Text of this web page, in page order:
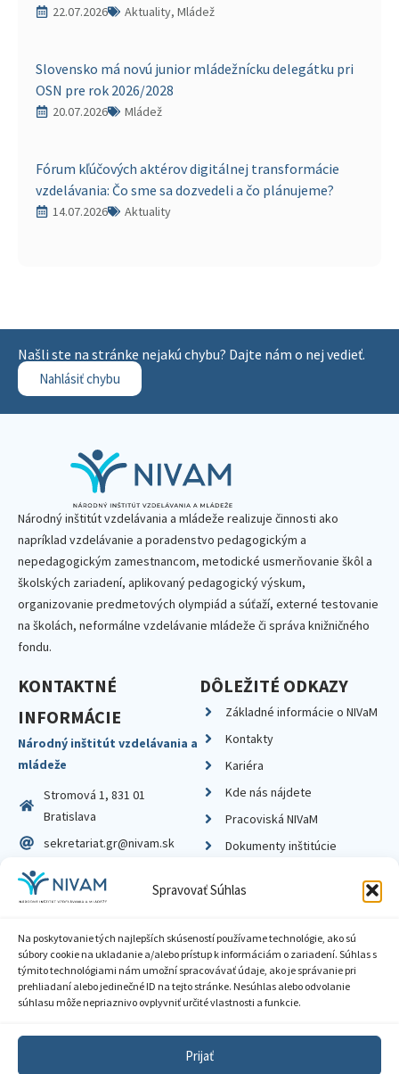
Spravovať Súhlas
Na poskytovanie tých najlepších skúseností používame technológie, ako sú
súbory cookie na ukladanie a/alebo prístup k informáciám o zariadení. Súhlas s
týmito technológiami nám umožní spracovávať údaje, ako je správanie pri
prehliadaní alebo jedinečné ID na tejto stránke. Nesúhlas alebo odvolanie
súhlasu môže nepriaznivo ovplyvniť určité vlastnosti a funkcie.
Prijať
22.07.2026 Aktuality, Mládež
Slovensko má novú junior mládežnícku delegátku pri
OSN pre rok 2026/2028
20.07.2026 Mládež
Fórum kľúčových aktérov digitálnej transformácie
vzdelávania: Čo sme sa dozvedeli a čo plánujeme?
14.07.2026 Aktuality
Našli ste na stránke nejakú chybu? Dajte nám o nej vedieť.
Nahlásiť chybu
Národný inštitút vzdelávania a mládeže realizuje činnosti ako
napríklad vzdelávanie a poradenstvo pedagogickým a
nepedagogickým zamestnancom, metodické usmerňovanie škôl a
školských zariadení, aplikovaný pedagogický výskum,
organizovanie predmetových olympiád a súťaží, externé testovanie
na školách, neformálne vzdelávanie mládeže či správa knižničného
fondu.
KONTAKTNÉ
INFORMÁCIE
Národný inštitút vzdelávania a
mládeže
Stromová 1, 831 01
Bratislava
sekretariat.gr@nivam.sk
IČO: 00164348
DIČ: 2020798714
DÔLEŽITÉ ODKAZY
Základné informácie o NIVaM
Kontakty
Kariéra
Kde nás nájdete
Pracoviská NIVaM
Dokumenty inštitúcie
Zásady ochrany súkromia
Sprístupnenie informácií